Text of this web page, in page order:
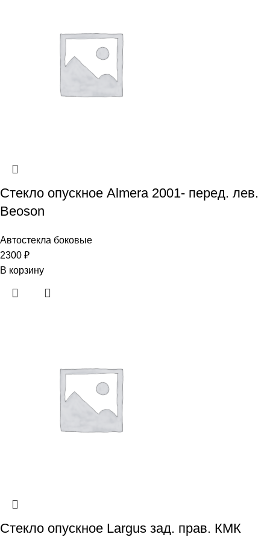
Стекло опускное Almera 2001- перед. лев.
Beoson
Автостекла боковые
2300 ₽
В корзину
Стекло опускное Largus зад. прав. КМК